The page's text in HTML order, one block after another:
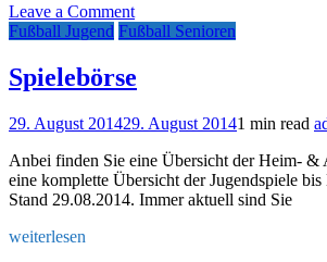
Leave a Commenton
Trainings
weiß
Knappenschmiede
beim
TuS
Bodenteich
Fußball Jugend Fußball Senioren
Spielebörse
29. August 201429. August 20141 min read
Anbei finden Sie eine Übersicht der Heim- &
eine komplette Übersicht der Jugendspiele bis
Stand 29.08.2014. Immer aktuell sind Sie
weiterlesen